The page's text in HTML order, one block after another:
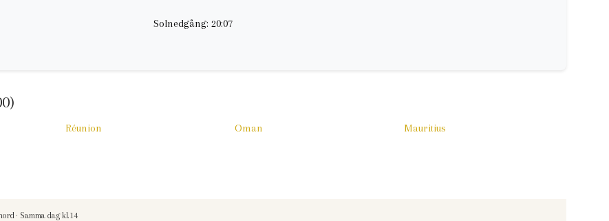
Solnedgång: 20:07
Réunion Oman Mauritius
· Samma dag kl.14